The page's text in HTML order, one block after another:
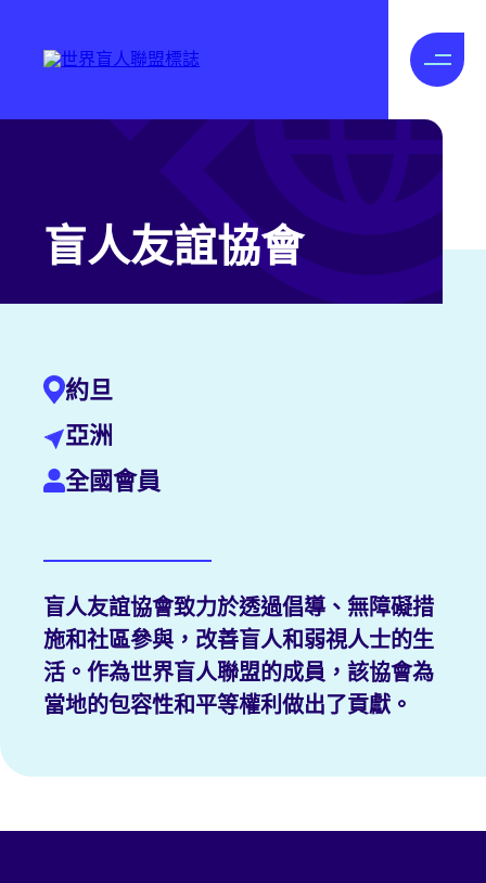
盲人友誼協會
約旦
亞洲
全國會員
盲人友誼協會致力於透過倡導、無障礙措
施和社區參與，改善盲人和弱視人士的生
活。作為世界盲人聯盟的成員，該協會為
當地的包容性和平等權利做出了貢獻。